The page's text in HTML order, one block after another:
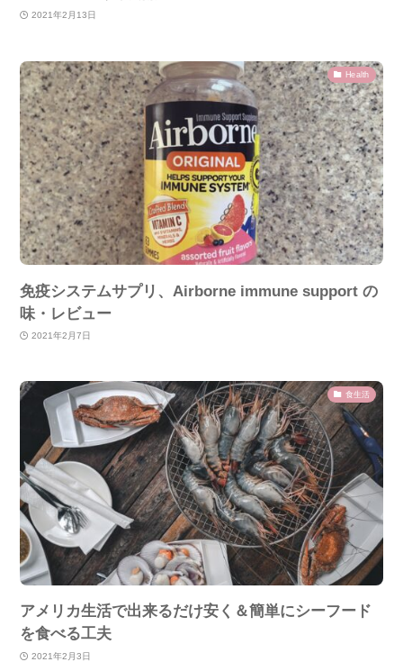
2021年2月13日
Health
免疫システムサプリ、Airborne immune support の
味・レビュー
2021年2月7日
食生活
アメリカ生活で出来るだけ安く＆簡単にシーフード
を食べる工夫
2021年2月3日